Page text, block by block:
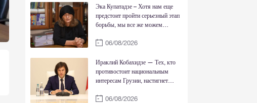
Эка Купатадзе – Хотя нам еще
предстоит пройти серьезный этап
борьбы, мы все же можем
восстановлена
06/08/2026
Ираклий Кобахидзе — Тех, кто
противостоит национальным
интересам Грузии, настигнет
сильно как никогда
06/08/2026